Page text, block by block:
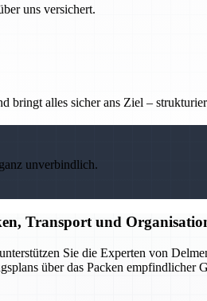
uns versichert.
bringt alles sicher ans Ziel –
unverbindlich.
Transport und
Sie die Experten von
über das Packen